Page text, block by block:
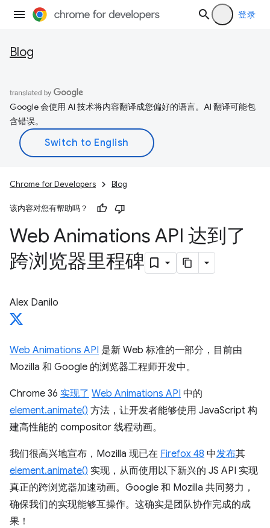
登录
Blog
Google 会使用 AI 技术将内容翻译成您偏好的语言。AI 翻译可能包
含错误。
Chrome for Developers Blog
该内容对您有帮助吗？
Web Animations API 达到了
跨浏览器里程碑
Alex Danilo
Web Animations API 是新 Web 标准的一部分，目前由
Mozilla 和 Google 的浏览器工程师开发中。
Chrome 36 实现了 Web Animations API 中的
element.animate() 方法，让开发者能够使用 JavaScript 构
建高性能的 compositor 线程动画。
我们很高兴地宣布，Mozilla 现已在 Firefox 48 中发布其
element.animate() 实现，从而使用以下新兴的 JS API 实现
真正的跨浏览器加速动画。Google 和 Mozilla 共同努力，
确保我们的实现能够互操作。这确实是团队协作完成的成
果！